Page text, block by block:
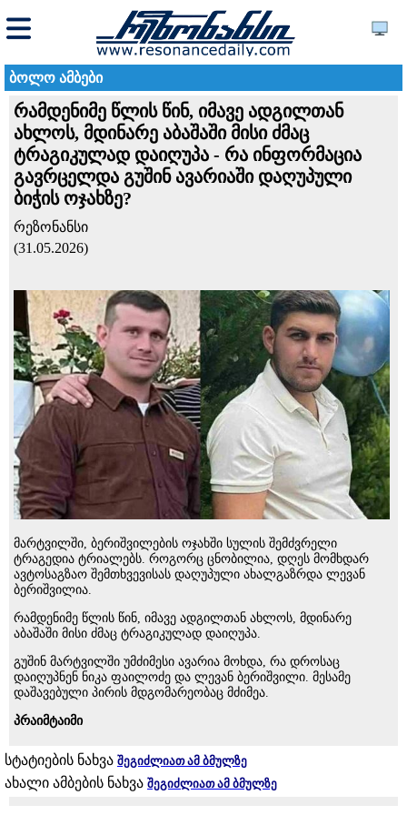
ბოლო ამბები
რამდენიმე წლის წინ, იმავე ადგილთან
ახლოს, მდინარე აბაშაში მისი ძმაც
ტრაგიკულად დაიღუპა - რა ინფორმაცია
გავრცელდა გუშინ ავარიაში დაღუპული
ბიჭის ოჯახზე?
რეზონანსი
(31.05.2026)
მარტვილში, ბერიშვილების ოჯახში სულის შემძვრელი
ტრაგედია ტრიალებს. როგორც ცნობილია, დღეს მომხდარ
ავტოსაგზაო შემთხვევისას დაღუპული ახალგაზრდა ლევან
ბერიშვილია.
რამდენიმე წლის წინ, იმავე ადგილთან ახლოს, მდინარე
აბაშაში მისი ძმაც ტრაგიკულად დაიღუპა.
გუშინ მარტვილში უმძიმესი ავარია მოხდა, რა დროსაც
დაიღუპნენ ნიკა ფა­ი­ლო­ძე და ლე­ვან ბე­რიშ­ვი­ლი. მესამე
დაშავებული პირის მდგომარეობაც მძიმეა.
პრაიმტაიმი
სტატიების ნახვა შეგიძლიათ ამ ბმულზე
ახალი ამბების ნახვა შეგიძლიათ ამ ბმულზე